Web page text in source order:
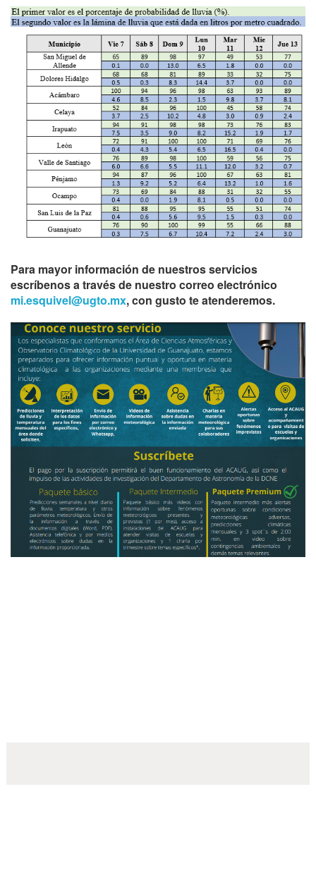
Para mayor información de nuestros servicios
escríbenos a través de nuestro correo electrónico
mi.esquivel@ugto.mx, con gusto te atenderemos.